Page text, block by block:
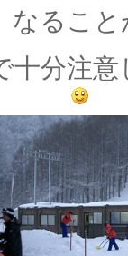
なること
十分注